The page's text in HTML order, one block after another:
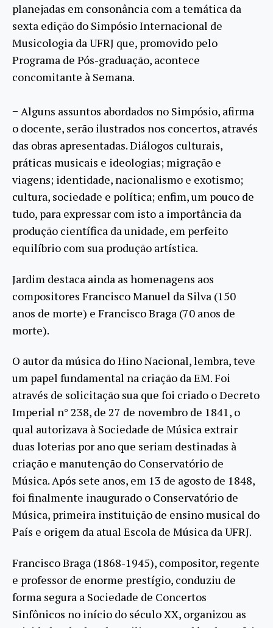
planejadas em consonância com a temática da
sexta edição do Simpósio Internacional de
Musicologia da UFRJ que, promovido pelo
Programa de Pós-graduação, acontece
concomitante à Semana.
− Alguns assuntos abordados no Simpósio, afirma
o docente, serão ilustrados nos concertos, através
das obras apresentadas. Diálogos culturais,
práticas musicais e ideologias; migração e
viagens; identidade, nacionalismo e exotismo;
cultura, sociedade e política; enfim, um pouco de
tudo, para expressar com isto a importância da
produção científica da unidade, em perfeito
equilíbrio com sua produção artística.
Jardim destaca ainda as homenagens aos
compositores Francisco Manuel da Silva (150
anos de morte) e Francisco Braga (70 anos de
morte).
O autor da música do Hino Nacional, lembra, teve
um papel fundamental na criação da EM. Foi
através de solicitação sua que foi criado o Decreto
Imperial n° 238, de 27 de novembro de 1841, o
qual autorizava à Sociedade de Música extrair
duas loterias por ano que seriam destinadas à
criação e manutenção do Conservatório de
Música. Após sete anos, em 13 de agosto de 1848,
foi finalmente inaugurado o Conservatório de
Música, primeira instituição de ensino musical do
País e origem da atual Escola de Música da UFRJ.
Francisco Braga (1868-1945), compositor, regente
e professor de enorme prestígio, conduziu de
forma segura a Sociedade de Concertos
Sinfônicos no início do século XX, organizou as